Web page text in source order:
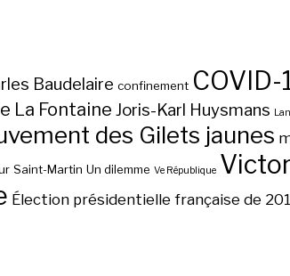
Baudelaire confinement COVID-
La Fontaine Joris-Karl Huysmans
des Gilets jaunes
Saint-Martin Un dilemme Ve République
Élection présidentielle française de